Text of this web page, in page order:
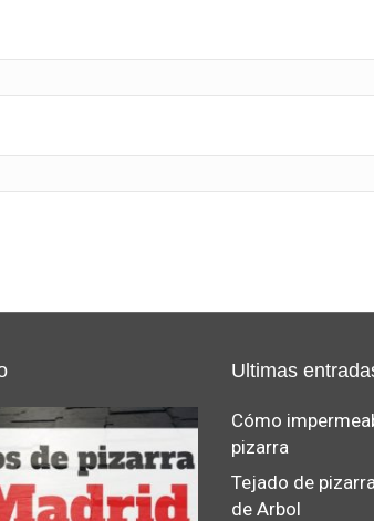
Ultimas
Cómo
pizarra
Tejado de
de Arbol